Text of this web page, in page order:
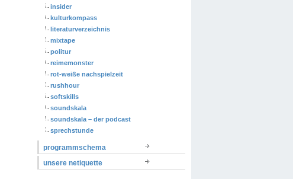
insider
kulturkompass
literaturverzeichnis
mixtape
politur
reimemonster
rot-weiße nachspielzeit
rushhour
softskills
soundskala
soundskala – der podcast
sprechstunde
programmschema
unsere netiquette